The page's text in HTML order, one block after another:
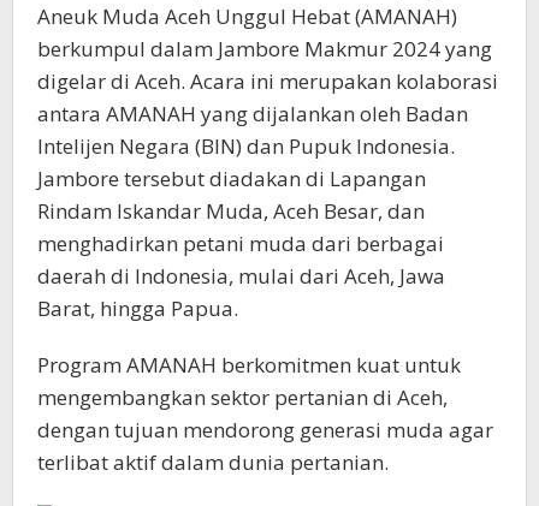
Aneuk Muda Aceh Unggul Hebat (AMANAH)
berkumpul dalam Jambore Makmur 2024 yang
digelar di Aceh. Acara ini merupakan kolaborasi
antara AMANAH yang dijalankan oleh Badan
Intelijen Negara (BIN) dan Pupuk Indonesia.
Jambore tersebut diadakan di Lapangan
Rindam Iskandar Muda, Aceh Besar, dan
menghadirkan petani muda dari berbagai
daerah di Indonesia, mulai dari Aceh, Jawa
Barat, hingga Papua.
Program AMANAH berkomitmen kuat untuk
mengembangkan sektor pertanian di Aceh,
dengan tujuan mendorong generasi muda agar
terlibat aktif dalam dunia pertanian.